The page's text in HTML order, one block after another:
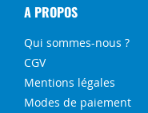
A PROPOS
Qui sommes-nous ?
CGV
Mentions légales
Modes de paiement